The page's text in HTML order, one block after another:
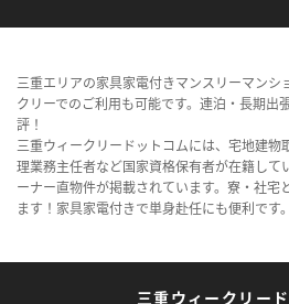
三重エリアの家具家電付きマンスリーマンシ
クリーでのご利用も可能です。連泊・長期出
評！
三重ウィークリードットコムには、宅地建物
理業務主任者など国家資格保有者が在籍して
ーナー直物件が掲載されています。寮・社宅
ます！家具家電付きで単身赴任にも便利です。
三重ウィークリー